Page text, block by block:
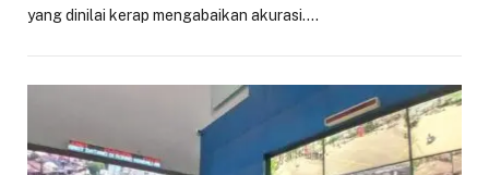
yang dinilai kerap mengabaikan akurasi.…